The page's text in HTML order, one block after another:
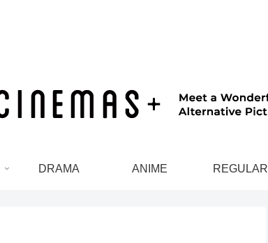
DRAMA ANIME REGULAR